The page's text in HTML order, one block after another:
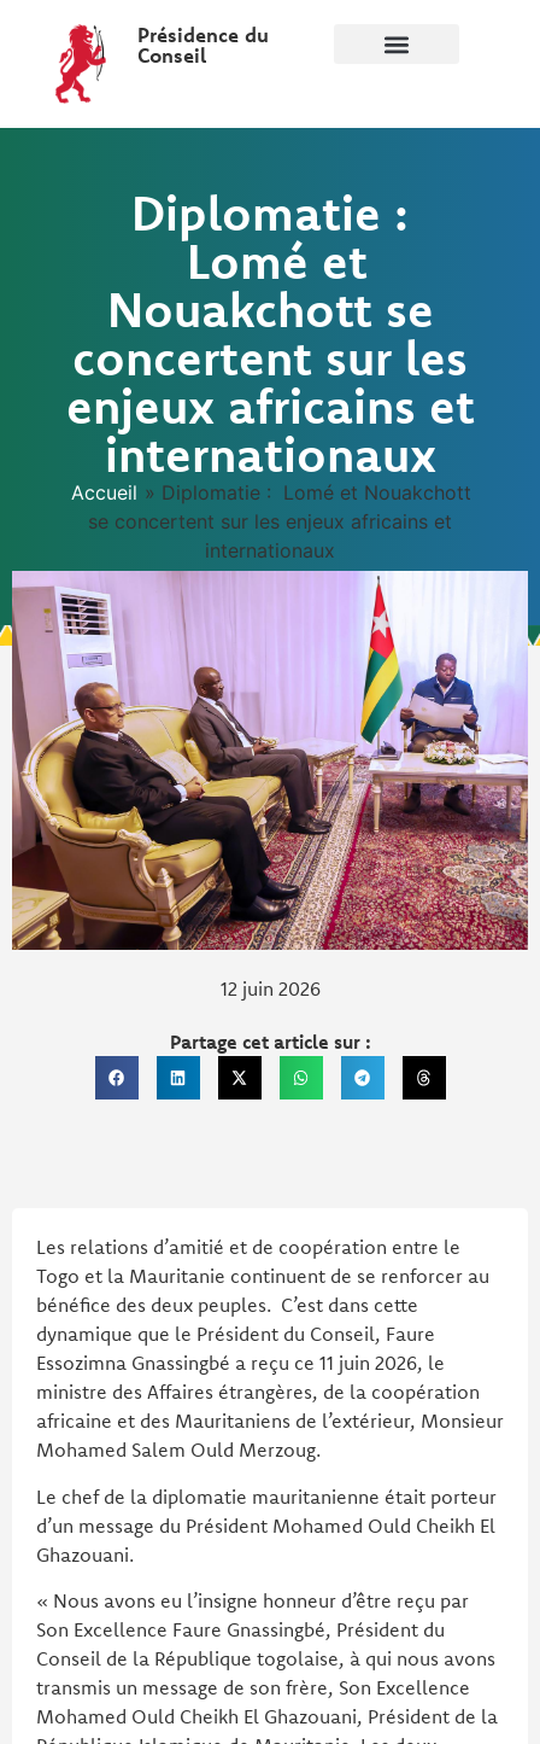
Présidence du
Conseil
Diplomatie :
Lomé et
Nouakchott se
concertent sur les
enjeux africains et
internationaux
Accueil » Diplomatie : Lomé et Nouakchott
se concertent sur les enjeux africains et
internationaux
12 juin 2026
Partage cet article sur :
Les relations d’amitié et de coopération entre le
Togo et la Mauritanie continuent de se renforcer au
bénéfice des deux peuples. C’est dans cette
dynamique que le Président du Conseil, Faure
Essozimna Gnassingbé a reçu ce 11 juin 2026, le
ministre des Affaires étrangères, de la coopération
africaine et des Mauritaniens de l’extérieur, Monsieur
Mohamed Salem Ould Merzoug.
Le chef de la diplomatie mauritanienne était porteur
d’un message du Président Mohamed Ould Cheikh El
Ghazouani.
« Nous avons eu l’insigne honneur d’être reçu par
Son Excellence Faure Gnassingbé, Président du
Conseil de la République togolaise, à qui nous avons
transmis un message de son frère, Son Excellence
Mohamed Ould Cheikh El Ghazouani, Président de la